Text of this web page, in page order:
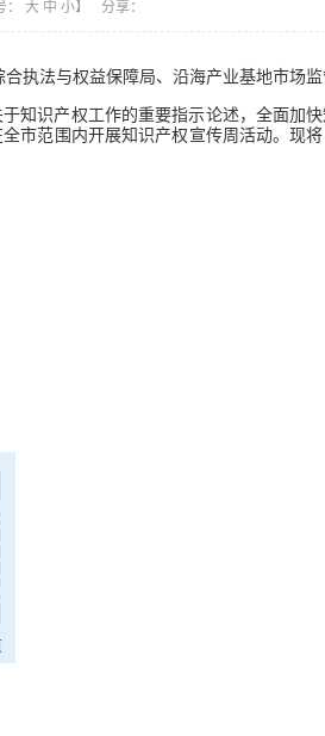
： 大 中 小】 分享：
执法与权益保障局、沿海产业基地市场监
知识产权工作的重要指示论述，全面加
市范围内开展知识产权宣传周活动。现